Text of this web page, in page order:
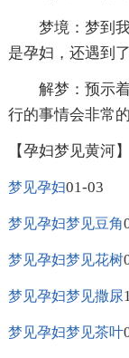
梦境：梦到我
是孕妇，还遇到
解梦：预示着
行的事情会非常
【孕妇梦见黄河
梦见孕妇01-03
梦见孕妇梦见豆角
梦见孕妇梦见花树
梦见孕妇梦见撒尿
梦见孕妇梦见茶叶